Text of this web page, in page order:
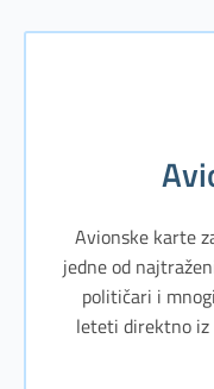
Avionske karte
jedne od
političari i
leteti direktno iz